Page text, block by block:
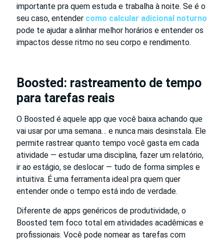
importante pra quem estuda e trabalha à noite. Se é o
seu caso, entender como calcular adicional noturno
pode te ajudar a alinhar melhor horários e entender os
impactos desse ritmo no seu corpo e rendimento.
Boosted: rastreamento de tempo
para tarefas reais
O Boosted é aquele app que você baixa achando que
vai usar por uma semana… e nunca mais desinstala. Ele
permite rastrear quanto tempo você gasta em cada
atividade — estudar uma disciplina, fazer um relatório,
ir ao estágio, se deslocar — tudo de forma simples e
intuitiva. É uma ferramenta ideal pra quem quer
entender onde o tempo está indo de verdade.
Diferente de apps genéricos de produtividade, o
Boosted tem foco total em atividades acadêmicas e
profissionais. Você pode nomear as tarefas com